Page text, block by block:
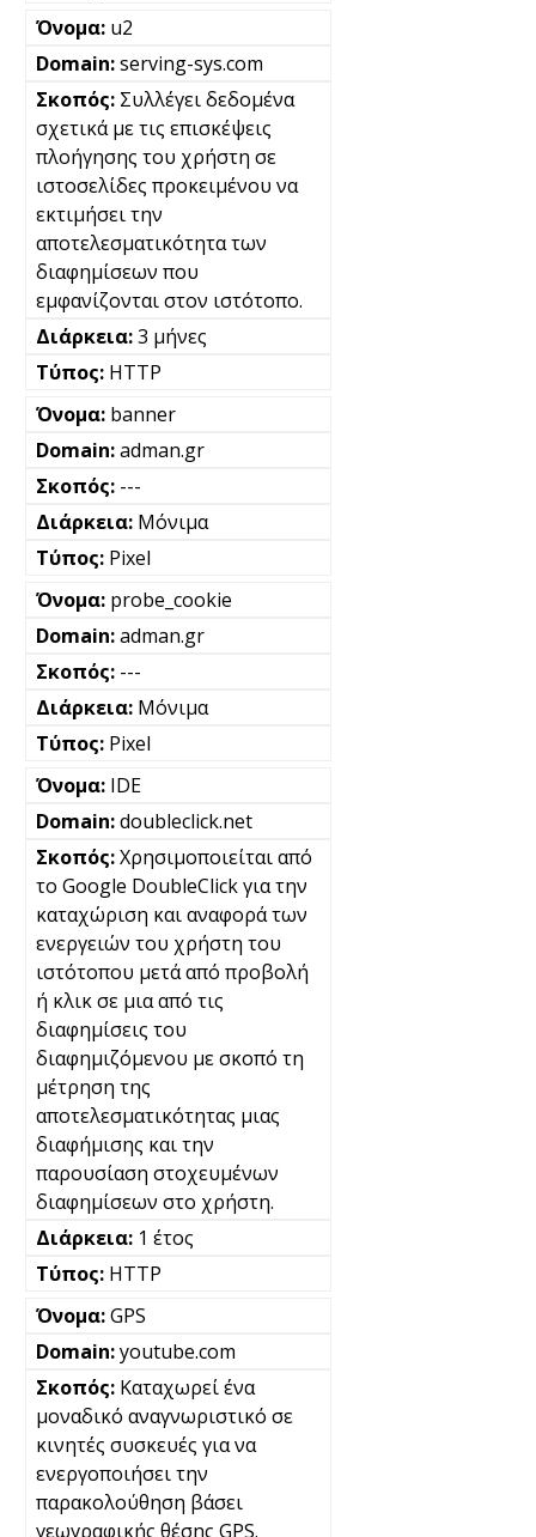
u2
serving-sys.com
Συλλέγει δεδομένα
σχετικά με τις επισκέψεις
πλοήγησης του χρήστη σε
ιστοσελίδες προκειμένου να
εκτιμήσει την
αποτελεσματικότητα των
διαφημίσεων που
εμφανίζονται στον ιστότοπο.
3 μήνες
HTTP
banner
adman.gr
---
Μόνιμα
Pixel
probe_cookie
adman.gr
---
Μόνιμα
Pixel
IDE
doubleclick.net
Χρησιμοποιείται από
το Google DoubleClick για την
καταχώριση και αναφορά των
ενεργειών του χρήστη του
ιστότοπου μετά από προβολή
ή κλικ σε μια από τις
διαφημίσεις του
διαφημιζόμενου με σκοπό τη
μέτρηση της
αποτελεσματικότητας μιας
διαφήμισης και την
παρουσίαση στοχευμένων
διαφημίσεων στο χρήστη.
1 έτος
HTTP
GPS
youtube.com
Καταχωρεί ένα
μοναδικό αναγνωριστικό σε
κινητές συσκευές για να
ενεργοποιήσει την
παρακολούθηση βάσει
γεωγραφικής θέσης GPS.